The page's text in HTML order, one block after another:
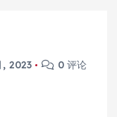
, 2023 0 评论